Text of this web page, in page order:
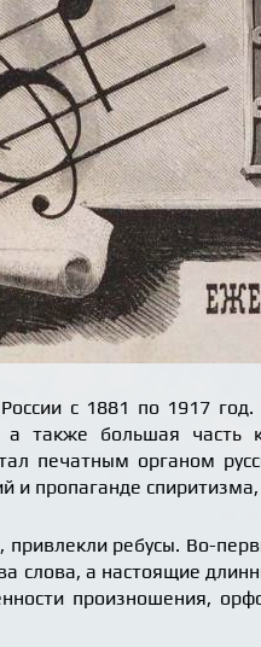
с 1881 по 1917
а также большая
печатным органом
и пропаганде
ребусы. Во-
слова, а настоящие
произношения,